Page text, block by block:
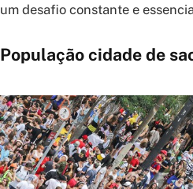
um desafio constante e
População cidade de